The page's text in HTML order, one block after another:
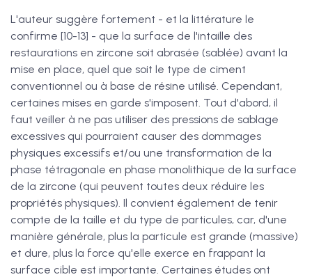
L'auteur suggère fortement - et la littérature le
confirme [10-13] - que la surface de l'intaille des
restaurations en zircone soit abrasée (sablée) avant la
mise en place, quel que soit le type de ciment
conventionnel ou à base de résine utilisé. Cependant,
certaines mises en garde s'imposent. Tout d'abord, il
faut veiller à ne pas utiliser des pressions de sablage
excessives qui pourraient causer des dommages
physiques excessifs et/ou une transformation de la
phase tétragonale en phase monolithique de la surface
de la zircone (qui peuvent toutes deux réduire les
propriétés physiques). Il convient également de tenir
compte de la taille et du type de particules, car, d'une
manière générale, plus la particule est grande (massive)
et dure, plus la force qu'elle exerce en frappant la
surface cible est importante. Certaines études ont